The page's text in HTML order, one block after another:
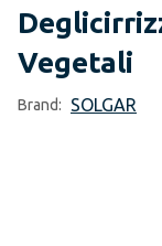
Vegetali
Brand: SOLGAR